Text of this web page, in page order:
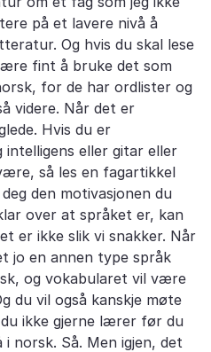
på et lavere nivå å
Og hvis du skal lese
fint å bruke det som
for de har ordlister og
videre. Når det er
Hvis du er
eller gitar eller
så les en fagartikkel
den motivasjonen du
over at språket er, kan
er ikke slik vi snakker. Når
jo en annen type språk
og vokabularet vil være
du vil også kanskje møte
ikke gjerne lærer før du
norsk. Så. Men igjen, det